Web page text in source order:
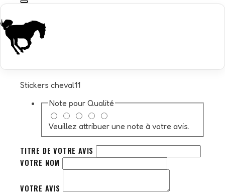
Stickers cheval11
Note pour Qualité
Veuillez attribuer une note à votre avis.
TITRE DE VOTRE AVIS
VOTRE NOM
VOTRE AVIS